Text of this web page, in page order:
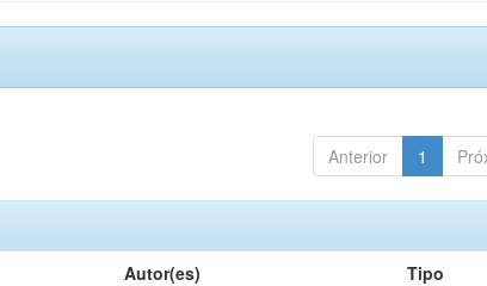
Anterior 1
Autor(es) Tipo